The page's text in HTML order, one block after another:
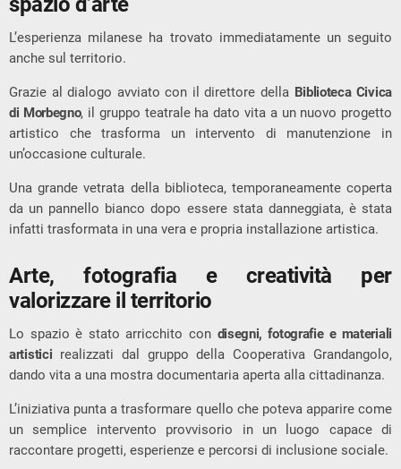
L’esperienza milanese ha trovato immediatamente un seguito
anche sul territorio.
Grazie al dialogo avviato con il direttore della Biblioteca Civica
di Morbegno, il gruppo teatrale ha dato vita a un nuovo progetto
artistico che trasforma un intervento di manutenzione in
un’occasione culturale.
Una grande vetrata della biblioteca, temporaneamente coperta
da un pannello bianco dopo essere stata danneggiata, è stata
infatti trasformata in una vera e propria installazione artistica.
Arte, fotografia e creatività per
valorizzare il territorio
Lo spazio è stato arricchito con disegni, fotografie e materiali
artistici realizzati dal gruppo della Cooperativa Grandangolo,
dando vita a una mostra documentaria aperta alla cittadinanza.
L’iniziativa punta a trasformare quello che poteva apparire come
un semplice intervento provvisorio in un luogo capace di
raccontare progetti, esperienze e percorsi di inclusione sociale.